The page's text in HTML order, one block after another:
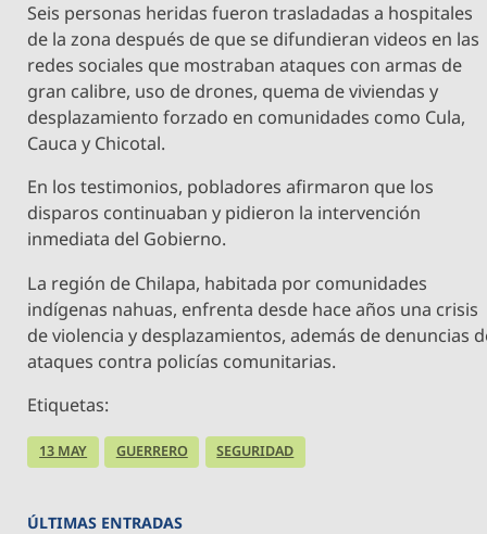
Seis personas heridas fueron trasladadas a hospitales
de la zona después de que se difundieran videos en las
redes sociales que mostraban ataques con armas de
gran calibre, uso de drones, quema de viviendas y
desplazamiento forzado en comunidades como Cula,
Cauca y Chicotal.
En los testimonios, pobladores afirmaron que los
disparos continuaban y pidieron la intervención
inmediata del Gobierno.
La región de Chilapa, habitada por comunidades
indígenas nahuas, enfrenta desde hace años una crisis
de violencia y desplazamientos, además de denuncias
ataques contra policías comunitarias.
Etiquetas:
13 MAY GUERRERO SEGURIDAD
ÚLTIMAS ENTRADAS